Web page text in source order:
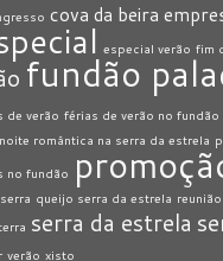
cova da beira
especial verão fim
fundão
de verão férias de verão no fundão
noite romântica na serra da estrela
no fundão
queijo serra da estrela reunião
serra da estrela
verão xisto